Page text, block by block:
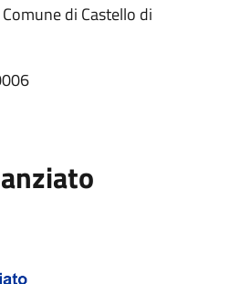
Comune di Castello di